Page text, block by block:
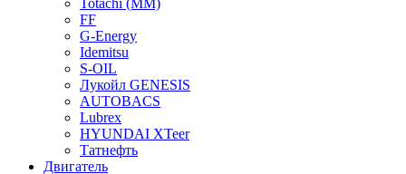
Totachi (MM)
FF
G-Energy
Idemitsu
S-OIL
Лукойл GENESIS
AUTOBACS
Lubrex
HYUNDAI XTeer
Татнефть
Двигатель